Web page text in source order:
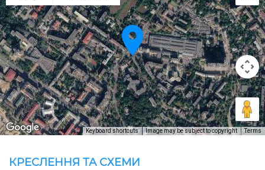
Keyboard shortcuts Image may be subject to copyright Terms
КРЕСЛЕННЯ ТА СХЕМИ